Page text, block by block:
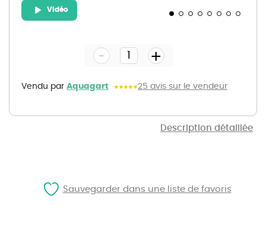
Description détaillée
Vidéo
gallery
Vendu par Aquagart 25 avis sur le vendeur
- +
Sauvegarder dans une liste de favoris